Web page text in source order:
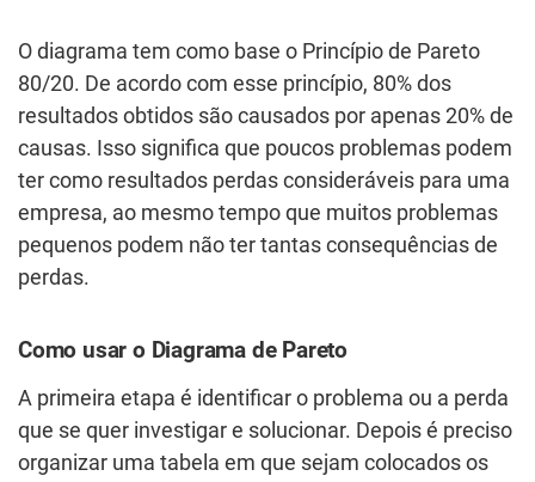
O diagrama tem como base o Princípio de Pareto
80/20. De acordo com esse princípio, 80% dos
resultados obtidos são causados por apenas 20% de
causas. Isso significa que poucos problemas podem
ter como resultados perdas consideráveis para uma
empresa, ao mesmo tempo que muitos problemas
pequenos podem não ter tantas consequências de
perdas.
Como usar o Diagrama de Pareto
A primeira etapa é identificar o problema ou a perda
que se quer investigar e solucionar. Depois é preciso
organizar uma tabela em que sejam colocados os